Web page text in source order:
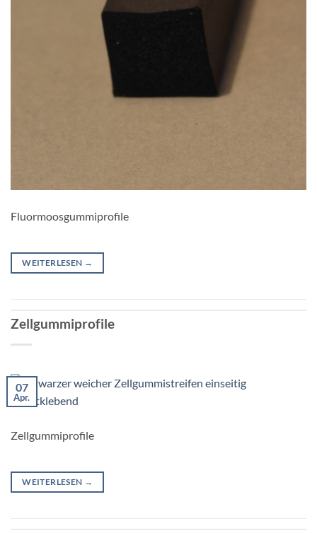
Fluormoosgummiprofile
WEITERLESEN →
Zellgummiprofile
07
Apr.
Zellgummiprofile
WEITERLESEN →